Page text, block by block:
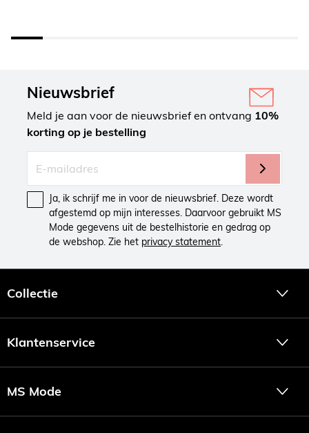
Nieuwsbrief
Meld je aan voor de nieuwsbrief en ontvang 10%
korting op je bestelling
Ja, ik schrijf me in voor de nieuwsbrief. Deze wordt
afgestemd op mijn interesses. Daarvoor gebruikt MS
Mode gegevens uit de bestelhistorie en gedrag op
de webshop. Zie het privacy statement.
Collectie
Klantenservice
MS Mode